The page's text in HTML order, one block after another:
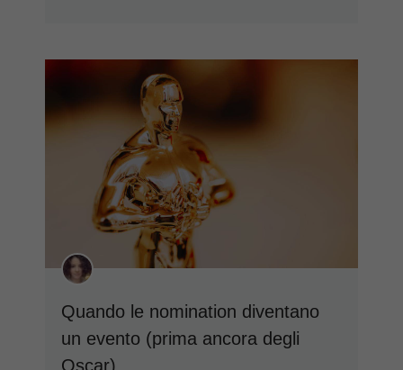
Quando le nomination diventano
un evento (prima ancora degli
Oscar)